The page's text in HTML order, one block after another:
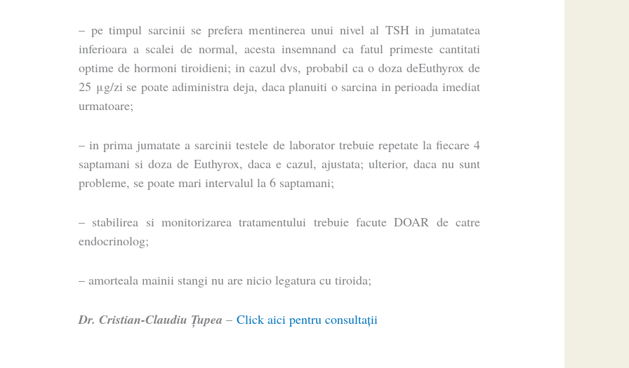
– pe timpul sarcinii se prefera mentinerea unui nivel al TSH in jumatatea
inferioara a scalei de normal, acesta insemnand ca fatul primeste cantitati
optime de hormoni tiroidieni; in cazul dvs, probabil ca o doza deEuthyrox de
25 μg/zi se poate adiministra deja, daca planuiti o sarcina in perioada imediat
urmatoare;
– in prima jumatate a sarcinii testele de laborator trebuie repetate la fiecare 4
saptamani si doza de Euthyrox, daca e cazul, ajustata; ulterior, daca nu sunt
probleme, se poate mari intervalul la 6 saptamani;
– stabilirea si monitorizarea tratamentului trebuie facute DOAR de catre
endocrinolog;
– amorteala mainii stangi nu are nicio legatura cu tiroida;
Dr. Cristian-Claudiu Ţupea –Click aici pentru consultaţii